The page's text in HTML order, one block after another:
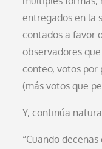
entregados en la
contados a favor
observadores
conteo, votos por
(más votos que
Y, continúa
“Cuando